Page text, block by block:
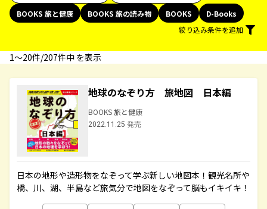
BOOKS 旅と健康
BOOKS 旅の読み物 BOOKS
D-Books
絞り込み条件を追加
1〜20件/207件中 を表示
地球のなぞり方 旅地図 日本編
BOOKS 旅と健康
2022.11.25 発売
日本の地形や造形物をなぞって学ぶ新しい地図本！観光名所や
橋、川、湖、半島など旅気分で地図をなぞって脳もイキイキ！